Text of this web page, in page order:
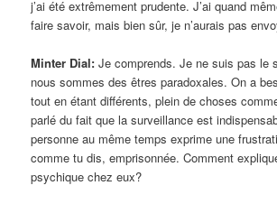
j’ai été extrêmement prudente. J’ai quand
faire savoir, mais bien sûr, je n’aurais pas
Minter Dial:Je comprends. Je ne suis pas le
nous sommes des êtres paradoxales. On a
tout en étant différents, plein de choses
parlé du fait que la surveillance est
personne au même temps exprime une
comme tu dis, emprisonnée. Comment
psychique chez eux?